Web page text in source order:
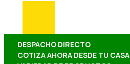
DESPACHO DIRECTO
COTIZA AHORA DESDE TU CASA